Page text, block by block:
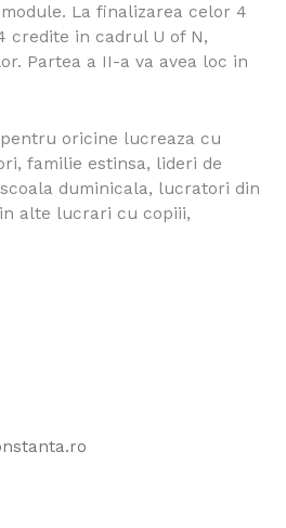
La finalizarea celor 4
credite in cadrul U of N,
Partea a II-a va avea loc in
oricine lucreaza cu
familie estinsa, lideri de
duminicala, lucratori din
alte lucrari cu copiii,